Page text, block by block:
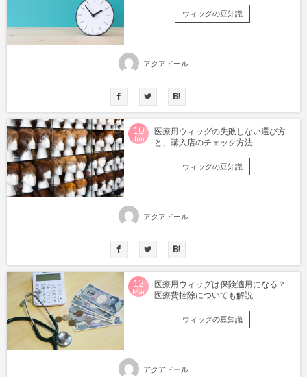
ウィッグの豆知識
アクアドール
10
Jun
医療用ウィッグの失敗しない選び方
と、購入店のチェック方法
ウィッグの豆知識
アクアドール
12
Mar
医療用ウィッグは保険適用になる？
医療費控除についても解説
ウィッグの豆知識
アクアドール